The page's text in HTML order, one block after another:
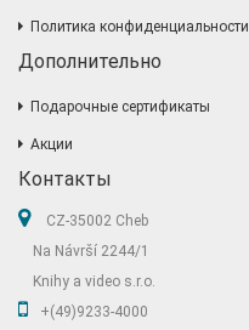
Политика конфиденциальности
Дополнительно
Подарочные сертификаты
Акции
Контакты
CZ-35002 Cheb
Na Návrší 2244/1
Knihy a video s.r.o.
+(49)9233-4000